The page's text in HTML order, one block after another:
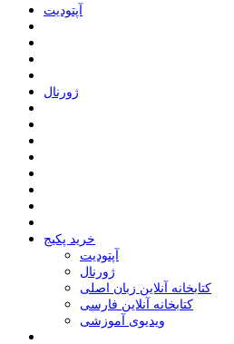
ﺁﭘﺘﻮﺩﯾﺖ
ﮊﻭﺭﻧﺎﻝ
خرید پکیج
ﺁﭘﺘﻮﺩﯾﺖ
ﮊﻭﺭﻧﺎﻝ
کتابخانه آنلاین زبان اصلی
کتابخانه آنلاین فارسی
ویدیوی آموزشی